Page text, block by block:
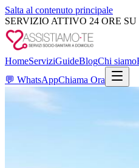
Salta al contenuto principale
SERVIZIO ATTIVO 24 ORE
HomeServiziGuideBlogChi siamo
💬 WhatsAppChiama Ora